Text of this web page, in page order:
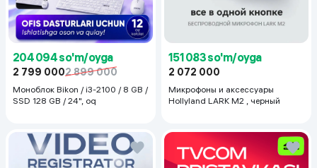
204 094 so'm/oyga
2 799 0002 899 000
Моноблок Bikon / i3-2100 / 8 GB /
SSD 128 GB / 24", oq
151 083 so'm/oyga
2 072 000
Микрофоны и аксессуары
Hollyland LARK M2 , черный